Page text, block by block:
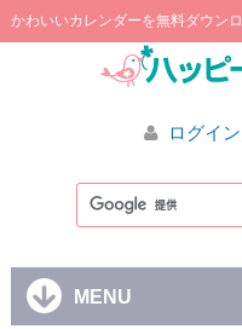
かわいいカレンダーを無料ダウン
ログイ
MENU